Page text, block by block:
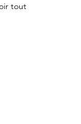
tout